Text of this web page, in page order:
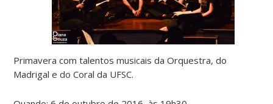
Primavera com talentos musicais da Orquestra, do
Madrigal e do Coral da UFSC.